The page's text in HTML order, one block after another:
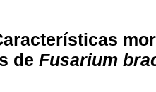
de Fusarium